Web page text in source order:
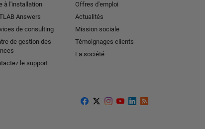
à l'installation
Answers
de consulting
de gestion des
le support
Offres d'emploi
Actualités
Mission sociale
Témoignages clients
La société